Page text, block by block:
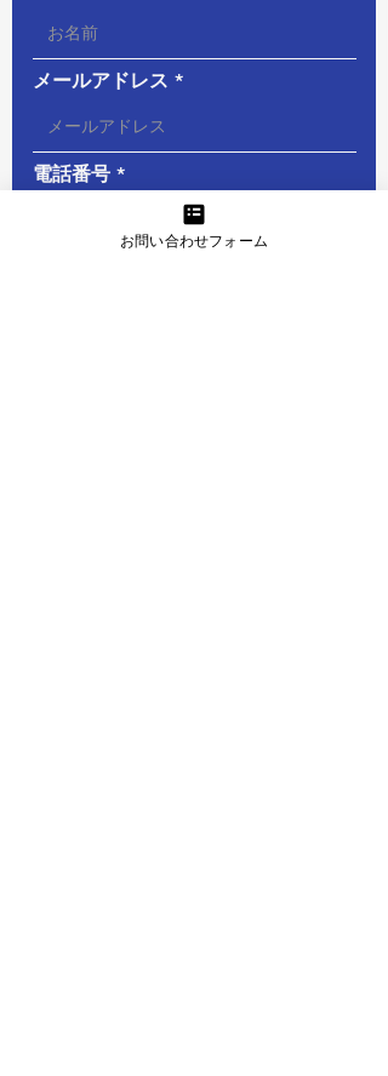
メールアドレス
電話番号
お問い合わせフォーム